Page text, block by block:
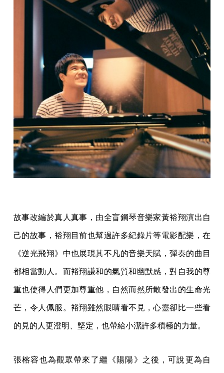
故事改編於真人真事，由全盲鋼琴音樂家黃裕翔演出自
己的故事，裕翔目前也幫過許多紀錄片等電影配樂，在
《逆光飛翔》中也展現其不凡的音樂天賦，彈奏的曲目
都相當動人。而裕翔謙和的氣質和幽默感，對自我的尊
重也使得人們更加尊重他，自然而然所散發出的生命光
芒，令人佩服。裕翔雖然眼睛看不見，心靈卻比一些看
的見的人更澄明、堅定，也帶給小潔許多積極的力量。
張榕容也為觀眾帶來了繼《陽陽》之後，可說更為自